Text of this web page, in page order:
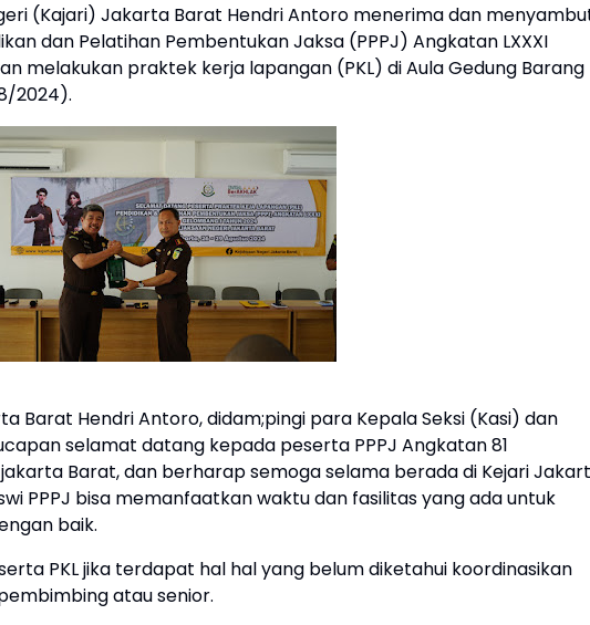
(Kajari) Jakarta Barat Hendri Antoro menerima dan
dan Pelatihan Pembentukan Jaksa (PPPJ) Angkatan LXXXI
melakukan praktek kerja lapangan (PKL) di Aula Gedung Barang
2024).
Barat Hendri Antoro, didam;pingi para Kepala Seksi (Kasi) dan
selamat datang kepada peserta PPPJ Angkatan 81
Barat, dan berharap semoga selama berada di Kejari
PPPJ bisa memanfaatkan waktu dan fasilitas yang ada untuk
baik.
PKL jika terdapat hal hal yang belum diketahui koordinasikan
atau senior.